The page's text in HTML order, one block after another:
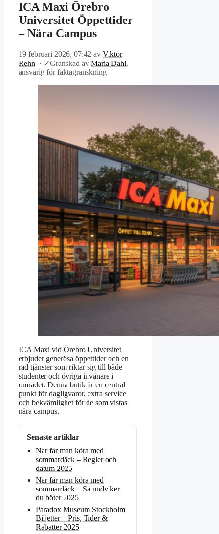
ICA Maxi Örebro
Universitet Öppettider
– Nära Campus
19 februari 2026, 07:42 av Viktor
Rehn
· ✓Granskad av Maria Dahl,
ansvarig för faktagranskning
ICA Maxi vid Örebro Universitet
erbjuder generösa öppettider och en
rad tjänster som riktar sig till både
studenter och övriga invånare i
området. Denna butik är en central
punkt för dagligvaror, extra service
och bekvämlighet för de som vistas
nära campus.
Senaste artiklar
När får man köra med
sommardäck – Regler och
datum 2025
När får man köra med
sommardäck – Så undviker
du böter 2025
Paradox Museum Stockholm
Biljetter – Pris, Tider &
Rabatter 2025